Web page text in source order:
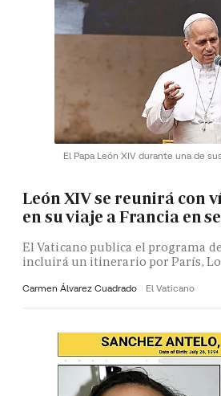
El Papa León XIV durante una de
León XIV se reunirá con
en su viaje a Francia en
El Vaticano publica el programa
incluirá un itinerario por París,
Carmen Álvarez Cuadrado El Vaticano